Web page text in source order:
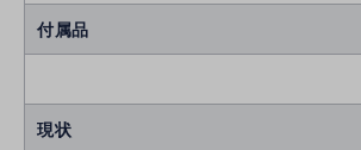
付属品
現状